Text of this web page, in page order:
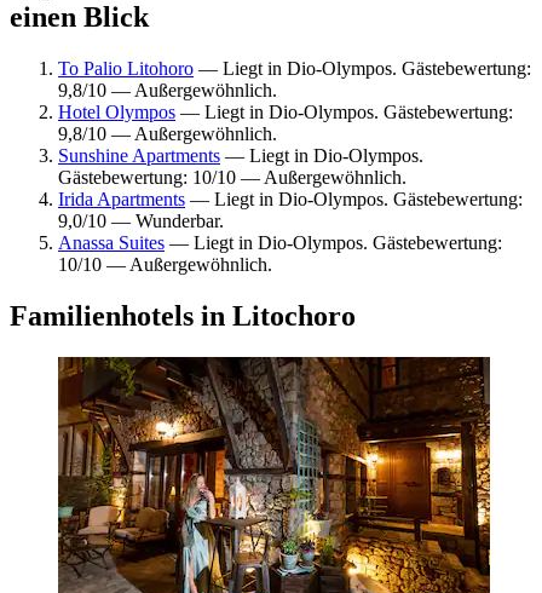
einen Blick
To Palio Litohoro — Liegt in Dio-Olympos. Gästebewertung:
9,8/10 — Außergewöhnlich.
Hotel Olympos — Liegt in Dio-Olympos. Gästebewertung:
9,8/10 — Außergewöhnlich.
Sunshine Apartments — Liegt in Dio-Olympos.
Gästebewertung: 10/10 — Außergewöhnlich.
Irida Apartments — Liegt in Dio-Olympos. Gästebewertung:
9,0/10 — Wunderbar.
Anassa Suites — Liegt in Dio-Olympos. Gästebewertung:
10/10 — Außergewöhnlich.
Familienhotels in Litochoro